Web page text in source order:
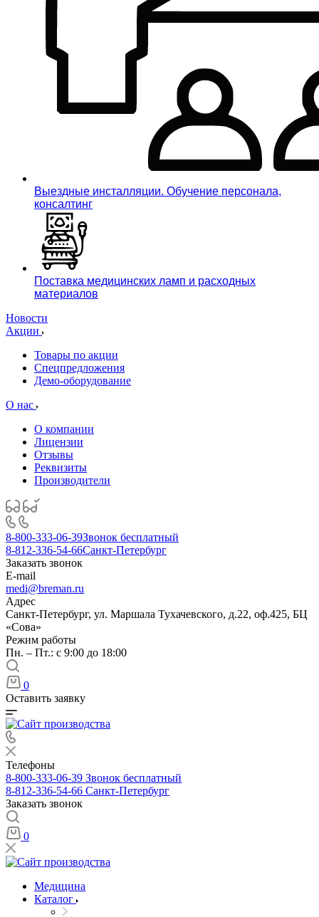
Выездные инсталляции. Обучение персонала,
консалтинг
Поставка медицинских ламп и расходных
материалов
Новости
Акции
Товары по акции
Спецпредложения
Демо-оборудование
О нас
О компании
Лицензии
Отзывы
Реквизиты
Производители
8-800-333-06-39Звонок бесплатный
8-812-336-54-66Санкт-Петербург
Заказать звонок
E-mail
medi@breman.ru
Адрес
Санкт-Петербург, ул. Маршала Тухачевского, д.22, оф.425, БЦ
«Сова»
Режим работы
Пн. – Пт.: с 9:00 до 18:00
0
Оставить заявку
Телефоны
8-800-333-06-39 Звонок бесплатный
8-812-336-54-66 Санкт-Петербург
Заказать звонок
0
Медицина
Каталог